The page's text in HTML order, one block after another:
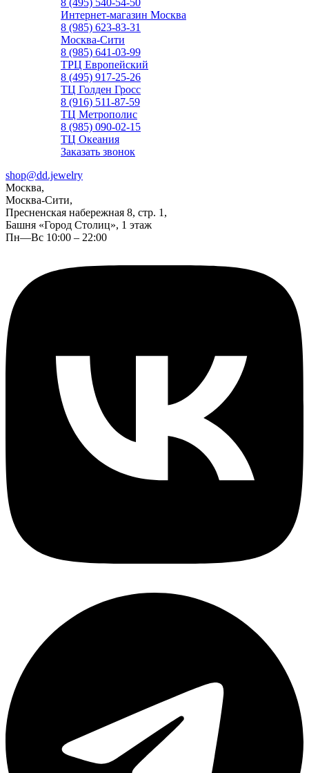
8 (495) 540-54-50
Интернет-магазин Москва
8 (985) 623-83-31
Москва-Сити
8 (985) 641-03-99
ТРЦ Европейский
8 (495) 917-25-26
ТЦ Голден Гросс
8 (916) 511-87-59
ТЦ Метрополис
8 (985) 090-02-15
ТЦ Океания
Заказать звонок
shop@dd.jewelry
Москва,
Москва-Сити,
Пресненская набережная 8, стр. 1,
Башня «Город Столиц», 1 этаж
Пн—Вс 10:00 – 22:00